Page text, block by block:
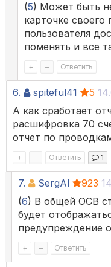
(5) Может быть
карточке своего
пользователя
поменять и все
+ – Ответить
6. spiteful41 5
А как сработает
расшифровка 70
отчет по
+ – Ответить 1
7. SergAl 923
(6) В общей ОСВ
будет
предупреждение
+ – Ответить